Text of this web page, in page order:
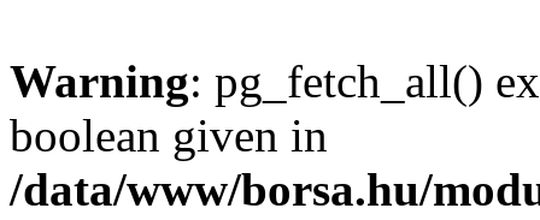
Warning: pg_fetch_all()
boolean given in
/data/www/borsa.hu/